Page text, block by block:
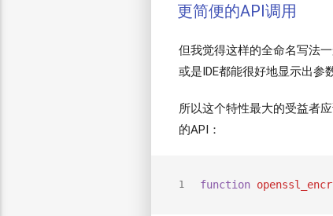
更简便的API调用
但我觉得这样的全命名写法
或是IDE都能很好地显示出参
所以这个特性最大的受益者
的API：
1 function